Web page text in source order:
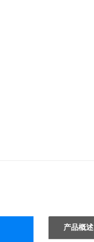
产品概述